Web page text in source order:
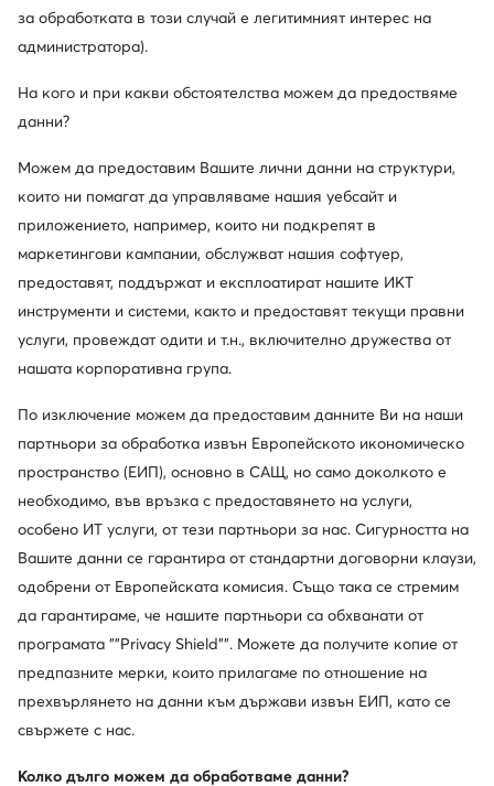
Trending
Промоция
adidas
Редовна цена122,20 €-18%
-26%
Kappa
Редовна цена44,99 € -26%
още 15% Код: SUMMER
Trending
още 15% Код: SUMMER
за обработката в този случай е легитимният интерес на
администратора).
На кого и при какви обстоятелства можем да предоствяме
данни?
Можем да предоставим Вашите лични данни на структури,
които ни помагат да управляваме нашия уебсайт и
приложението, например, които ни подкрепят в
маркетингови кампании, обслужват нашия софтуер,
предоставят, поддържат и експлоатират нашите ИКТ
инструменти и системи, както и предоставят текущи правни
услуги, провеждат одити и т.н., включително дружества от
нашата корпоративна група.
По изключение можем да предоставим данните Ви на наши
партньори за обработка извън Европейското икономическо
пространство (ЕИП), основно в САЩ, но само доколкото е
необходимо, във връзка с предоставянето на услуги,
особено ИТ услуги, от тези партньори за нас. Сигурността на
Вашите данни се гарантира от стандартни договорни клаузи,
одобрени от Европейската комисия. Също така се стремим
да гарантираме, че нашите партньори са обхванати от
програмата ""Privacy Shield"". Можете да получите копие от
предпазните мерки, които прилагаме по отношение на
прехвърлянето на данни към държави извън ЕИП, като се
свържете с нас.
Колко дълго можем да обработваме данни?